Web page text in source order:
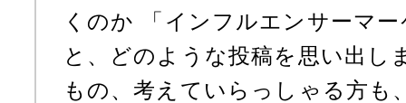
くのか 「インフルエンサーマ
と、どのような投稿を思い出し
もの、考えていらっしゃる方も